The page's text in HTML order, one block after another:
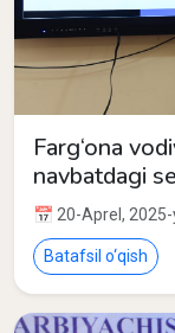
Farg‘ona
navbatdagi
📅 20-Aprel, 2025-
Batafsil o‘qish